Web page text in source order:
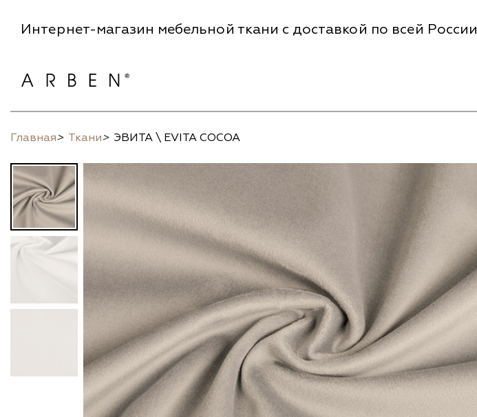
Интернет-магазин мебельной ткани с доставкой по всей России
Главная> Ткани> ЭВИТА \ EVITA COCOA